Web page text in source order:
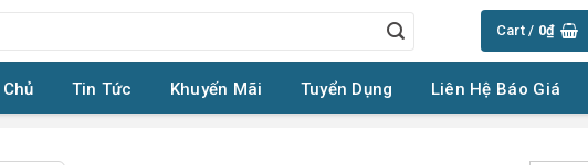
Cart / 0₫
Tin Tức Khuyến Mãi Tuyển Dụng Liên Hệ Báo Giá